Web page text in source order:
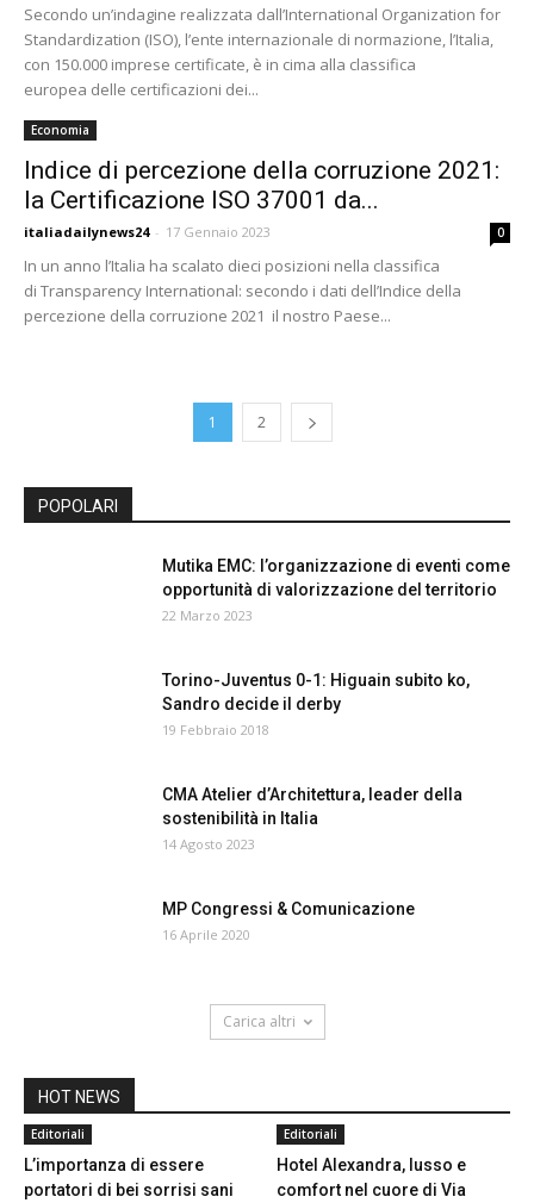
Secondo un’indagine realizzata dall’International Organization for
Standardization (ISO), l’ente internazionale di normazione, l’Italia,
con 150.000 imprese certificate, è in cima alla classifica
europea delle certificazioni dei...
Economia
Indice di percezione della corruzione 2021:
la Certificazione ISO 37001 da...
italiadailynews24 - 17 Gennaio 2023 0
In un anno l’Italia ha scalato dieci posizioni nella classifica
di Transparency International: secondo i dati dell’Indice della
percezione della corruzione 2021 il nostro Paese...
1 2
POPOLARI
Mutika EMC: l’organizzazione di eventi come
opportunità di valorizzazione del territorio
22 Marzo 2023
Torino-Juventus 0-1: Higuain subito ko,
Sandro decide il derby
19 Febbraio 2018
CMA Atelier d’Architettura, leader della
sostenibilità in Italia
14 Agosto 2023
MP Congressi & Comunicazione
16 Aprile 2020
Carica altri
HOT NEWS
Editoriali
L’importanza di essere
portatori di bei sorrisi sani
Editoriali
Hotel Alexandra, lusso e
comfort nel cuore di Via